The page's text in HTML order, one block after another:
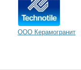
ООО Керамогранит